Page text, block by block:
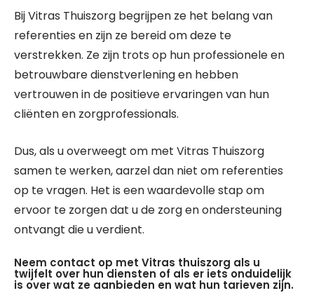
Bij Vitras Thuiszorg begrijpen ze het belang van
referenties en zijn ze bereid om deze te
verstrekken. Ze zijn trots op hun professionele en
betrouwbare dienstverlening en hebben
vertrouwen in de positieve ervaringen van hun
cliënten en zorgprofessionals.
Dus, als u overweegt om met Vitras Thuiszorg
samen te werken, aarzel dan niet om referenties
op te vragen. Het is een waardevolle stap om
ervoor te zorgen dat u de zorg en ondersteuning
ontvangt die u verdient.
Neem contact op met Vitras thuiszorg als u
twijfelt over hun diensten of als er iets onduidelijk
is over wat ze aanbieden en wat hun tarieven zijn.